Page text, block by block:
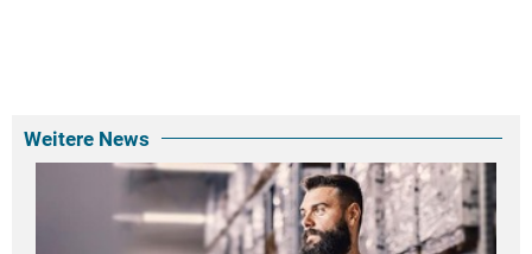
Weitere News